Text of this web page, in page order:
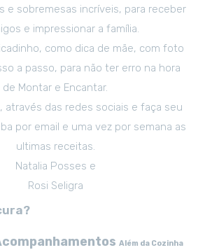
e sobremesas incríveis, para receber
e impressionar a família.
como dica de mãe, com foto
a passo, para não ter erro na hora
de Montar e Encantar.
através das redes sociais e faça seu
por email e uma vez por semana as
ultimas receitas.
Natalia Posses e
Rosi Seligra
Além da Cozinha